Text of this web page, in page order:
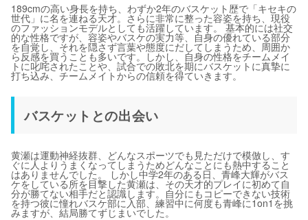
189cmの高い身長を持ち、わずか2年のバスケット歴で「キセキの
世代」に名を連ねる天才。さらに非常に整った容姿を持ち、現役
のファッションモデルとしても活躍しています。 基本的には社交
的な性格ですが、容姿やバスケの実力等、自身の優れている部分
を自覚し、それを隠さず言葉や態度にだしてしまうため、周囲か
ら反感を買うことも多いです。しかし、自身の性格をチームメイ
トに叱咤されたことや、試合での敗北を期にバスケットに真摯に
打ち込み、チームメイトからの信頼を得ていきます。
バスケットとの出会い
黄瀬は運動神経抜群、どんなスポーツでも見ただけで模倣し、す
ぐに人よりうまくなってしまうためどんなことにも熱中すること
はありませんでした。 しかし中学2年のある日、青峰大輝がバス
ケをしている所を目撃した黄瀬は、その天才的プレイに初めて自
分が勝てない相手だと認識します。自分にもコピーできない技術
を持つ彼に憧れバスケ部に入部、練習中に何度も青峰に1on1を挑
みますが、結局勝てずじまいでした。